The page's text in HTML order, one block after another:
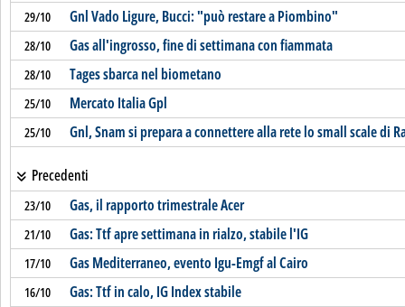
29/10 Gnl Vado Ligure, Bucci: "può restare a Piombino"
28/10 Gas all'ingrosso, fine di settimana con fiammata
28/10 Tages sbarca nel biometano
25/10 Mercato Italia Gpl
25/10 Gnl, Snam si prepara a connettere alla rete lo small scale di
Precedenti
23/10 Gas, il rapporto trimestrale Acer
21/10 Gas: Ttf apre settimana in rialzo, stabile l'IG
17/10 Gas Mediterraneo, evento Igu-Emgf al Cairo
16/10 Gas: Ttf in calo, IG Index stabile